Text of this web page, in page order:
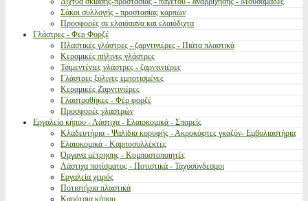
Σάκοι συλλογής - προστασίας καρπών
Προσφορές σε ελαιόπανα και ελαιόδιχτα
Γλάστρες - Φερ Φορζέ
Πλαστικές γλάστρες - ζαρντινιέρες - Πιάτα πλαστικά
Κεραμικές πήλινες γλάστρες
Τσιμεντένιες γλάστρες - ζαρντινιέρες
Γλάστρες ξύλινες εμποτισμένες
Κεραμικές Ζαρντινιέρες
Γλαστροθήκες - Φέρ φορζέ
Προσφορές γλαστρών
Εργαλεία κήπου - Λάστιχα - Ελαιοκομικά - Σπορείς
Κλαδευτήρια - Ψαλίδια κορυφής - Ακροκόφτες γκαζόν- Εμβολιαστήρια
Ελαιοκομικά - Καρποσυλλέκτες
Όργανα μέτρησης - Κομποστοποιητές
Λάστιχα ποτίσματος - Ποτιστικά - Ταχυσύνδεσμοι
Εργαλεία χειρός
Ποτιστήρια πλαστικά
Καρότσια κήπου